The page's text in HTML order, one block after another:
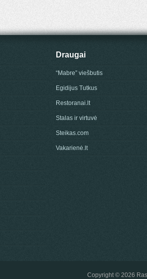
Draugai
“Mabre” viešbutis
Egidijus Tutkus
Restoranai.lt
Stalas ir virtuvė
Steikas.com
Vakarienė.lt
Copyright © 2026